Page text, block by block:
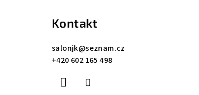
Kontakt
salonjk@seznam.cz
+420 602 165 498